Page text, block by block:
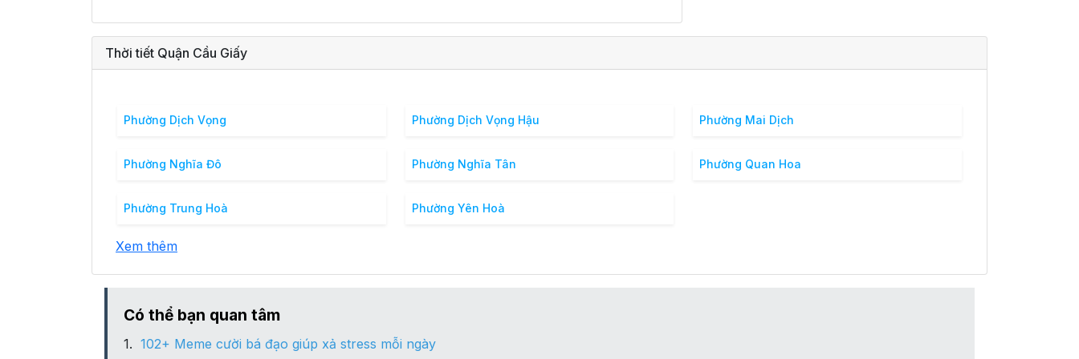
Thời tiết Quận Cầu Giấy
Phường Dịch Vọng Phường Dịch Vọng Hậu Phường Mai Dịch
Phường Nghĩa Đô Phường Nghĩa Tân Phường Quan Hoa
Phường Trung Hoà Phường Yên Hoà
Xem thêm
Có thể bạn quan tâm
102+ Meme cười bá đạo giúp xả stress mỗi ngày